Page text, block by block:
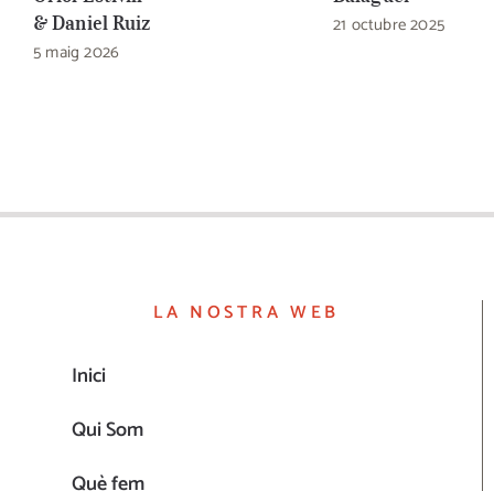
& Daniel Ruiz
5 maig 2026
21 octubre 2025
LA NOSTRA WEB
Inici
Qui Som